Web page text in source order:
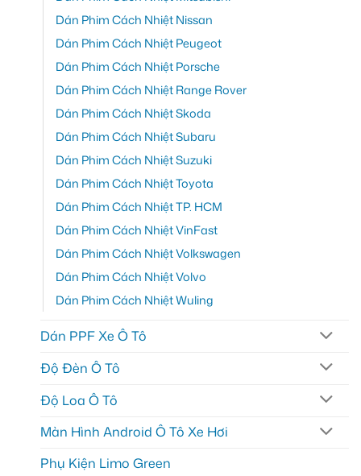
Dán Phim Cách Nhiệt Nissan
Dán Phim Cách Nhiệt Peugeot
Dán Phim Cách Nhiệt Porsche
Dán Phim Cách Nhiệt Range Rover
Dán Phim Cách Nhiệt Skoda
Dán Phim Cách Nhiệt Subaru
Dán Phim Cách Nhiệt Suzuki
Dán Phim Cách Nhiệt Toyota
Dán Phim Cách Nhiệt TP. HCM
Dán Phim Cách Nhiệt VinFast
Dán Phim Cách Nhiệt Volkswagen
Dán Phim Cách Nhiệt Volvo
Dán Phim Cách Nhiệt Wuling
Dán PPF Xe Ô Tô
Độ Đèn Ô Tô
Độ Loa Ô Tô
Màn Hình Android Ô Tô Xe Hơi
Phụ Kiện Limo Green